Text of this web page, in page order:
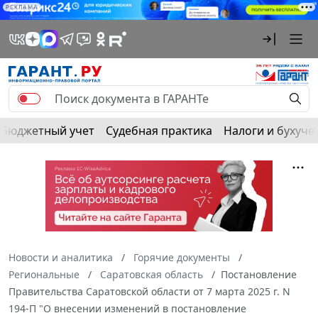
РЕКЛАМА
Бюджетный учет Судебная практика Налоги и
Новости и аналитика
Горячие документы
Региональные
Саратовская область
Постановление
Правительства Саратовской области от 7 марта 2025 г. N
194-П "О внесении изменений в постановление